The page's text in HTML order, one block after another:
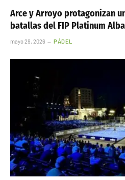
Arce y Arroyo protagonizan
batallas del FIP Platinum
mayo 29, 2026 PÁDEL